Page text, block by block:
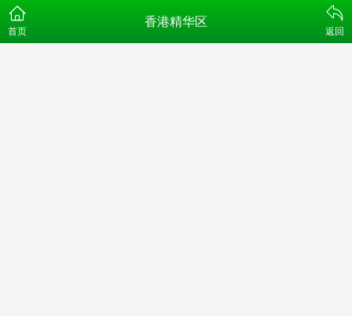
首页
香港精华区
返回